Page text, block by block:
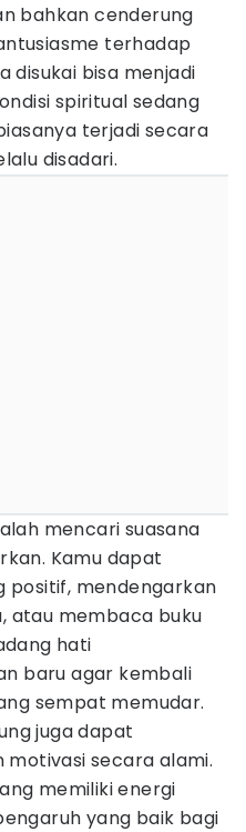
bahkan cenderung
terhadap
disukai bisa menjadi
spiritual sedang
terjadi secara
disadari.
mencari suasana
Kamu dapat
positif, mendengarkan
atau membaca buku
hati
baru agar kembali
sempat memudar.
juga dapat
secara alami.
memiliki energi
yang baik bagi